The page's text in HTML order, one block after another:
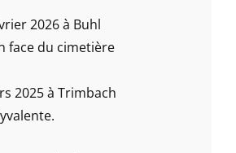
2026 à Buhl
face du cimetière
2025 à Trimbach